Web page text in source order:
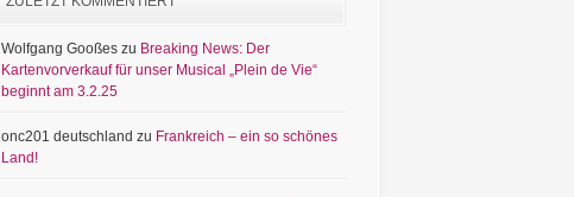
Wolfgang Gooßes zu Breaking News: Der
Kartenvorverkauf für unser Musical „Plein de Vie“
beginnt am 3.2.25
onc201 deutschland zu Frankreich – ein so schönes
Land!